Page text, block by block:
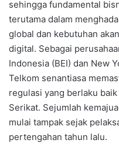
sehingga fundamental
terutama dalam
global dan kebutuhan
digital. Sebagai
Indonesia (BEI) dan New
Telkom senantiasa
regulasi yang berlaku
Serikat. Sejumlah
mulai tampak sejak
pertengahan tahun lalu.